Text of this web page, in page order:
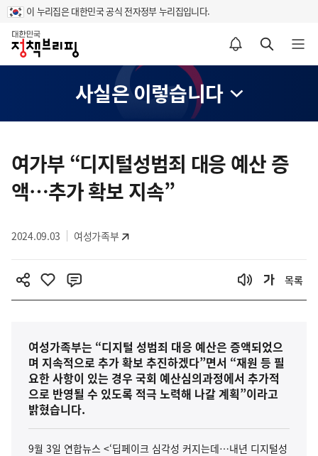
이 누리집은 대한민국 공식 전자정부 누리집입니다.
홈
알림설정 바로가기 검색 바로가기 메뉴 열기
사실은 이렇습니다
텐
츠
영
여가부 “디지털성범죄 대응 예산 증
액…추가 확보 지속”
2024.09.03 여성가족부
목록
여성가족부는 “디지털 성범죄 대응 예산은 증액되었으
며 지속적으로 추가 확보 추진하겠다”면서 “재원 등 필
요한 사항이 있는 경우 국회 예산심의과정에서 추가적
으로 반영될 수 있도록 적극 노력해 나갈 계획”이라고
밝혔습니다.
9월 3일 연합뉴스 <‘딥페이크 심각성 커지는데…내년 디지털성